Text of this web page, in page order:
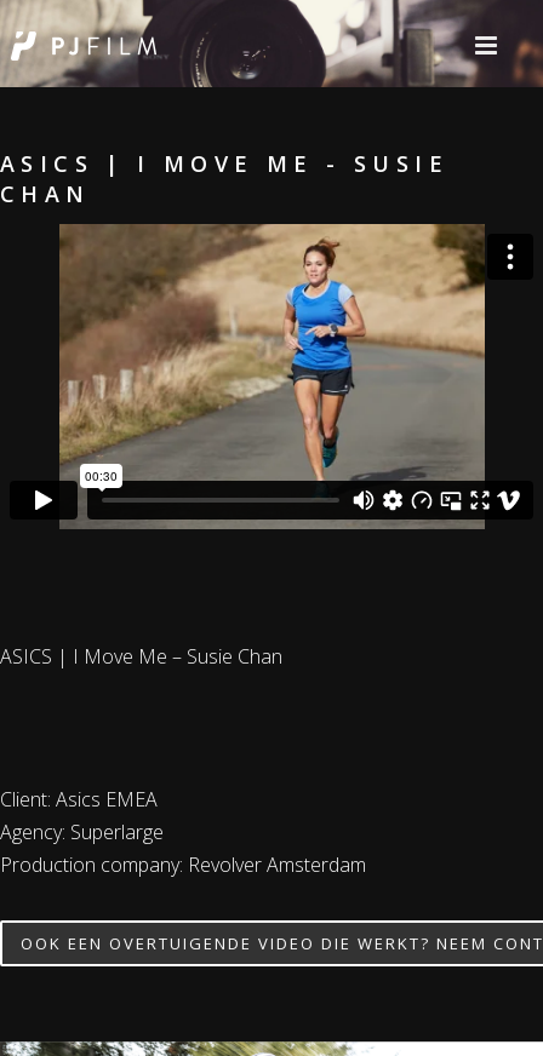
ASICS | I MOVE ME - SUSIE
CHAN
ASICS | I Move Me – Susie Chan
Client: Asics EMEA
Agency: Superlarge
Production company: Revolver Amsterdam
OOK EEN OVERTUIGENDE VIDEO DIE WERKT? NEEM